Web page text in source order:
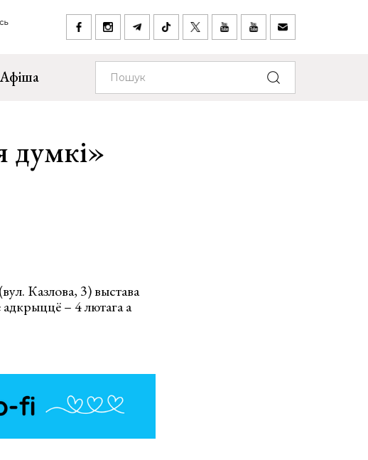
Афіша
думкі»
Казлова, 3) выстава
– 4 лютага а